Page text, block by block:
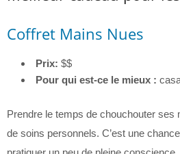
Coffret Mains Nues
Prix: $$
Pour qui est-ce le mieux :
Prendre le temps de chouchouter ses
de soins personnels. C’est une